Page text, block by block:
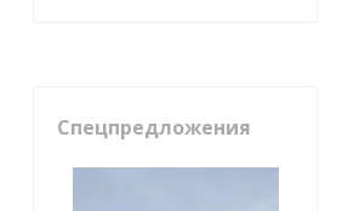
Спецпредложения